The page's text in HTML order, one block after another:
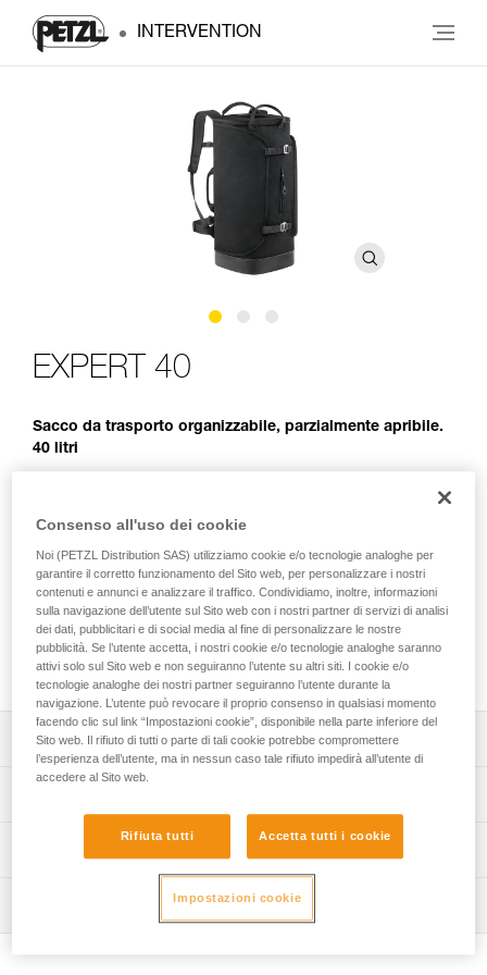
INTERVENTION
EXPERT 40
Sacco da trasporto organizzabile, parzialmente apribile.
40 litri
diversi formati e i portamateriali vi consentono di organizzare
e assicurare l’attrezzatura. Le due opzioni di apertura vi
consentono di accedere rapidamente e facilmente a tutto
quello di cui avete bisogno. La costruzione robusta, con
tessuto tech TPU, fondo saldato e tessuto rinforzato, ne fa
un sacco progettato per gli utilizzi intensivi.
Descrizione
Comfort ed ergonomia di utilizzo:
e dello schienale,
regolabili per adattarsi al meglio alla vostra morfologia,
- la fettuccia ventrale può essere riposta nella parte bassa
dello schienale quando non viene utilizzata,
Capacità: 40 litri
Dimensioni: 62 x 31 x 21 cm cm
Consenso all'uso dei cookie
Noi (PETZL Distribution SAS) utilizziamo cookie e/o tecnologie analoghe per
garantire il corretto funzionamento del Sito web, per personalizzare i nostri
contenuti e annunci e analizzare il traffico. Condividiamo, inoltre, informazioni
sulla navigazione dell’utente sul Sito web con i nostri partner di servizi di analisi
dei dati, pubblicitari e di social media al fine di personalizzare le nostre
pubblicità. Se l’utente accetta, i nostri cookie e/o tecnologie analoghe saranno
attivi solo sul Sito web e non seguiranno l’utente su altri siti. I cookie e/o
tecnologie analoghe dei nostri partner seguiranno l’utente durante la
navigazione. L’utente può revocare il proprio consenso in qualsiasi momento
facendo clic sul link “Impostazioni cookie”, disponibile nella parte inferiore del
Sito web. Il rifiuto di tutti o parte di tali cookie potrebbe compromettere
l’esperienza dell’utente, ma in nessun caso tale rifiuto impedirà all’utente di
accedere al Sito web.
Rifiuta tutti Accetta tutti i cookie
Impostazioni cookie